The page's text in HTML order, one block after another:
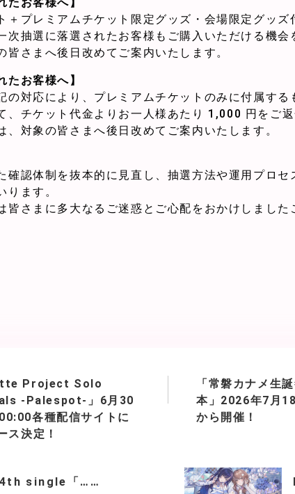
＋プレミアムチケット限定グッズ・会場限定グッ
次抽選に落選されたお客様もご購入いただける機会
皆さまへ後日改めてご案内いたします。
たお客様へ】
の対応により、プレミアムチケットのみに付属する
、チケット代金よりお一人様あたり 1,000 円をご
、対象の皆さまへ後日改めてご案内いたします。
確認体制を抜本的に見直し、抽選方法や運用プロセ
ります。
皆さまに多大なるご迷惑とご心配をおかけしまし
Project Solo
-Palespot-」6月30
各種配信サイトに
ス決定！
「常磐カナメ生
本」2026年7月
から開催！
single「……